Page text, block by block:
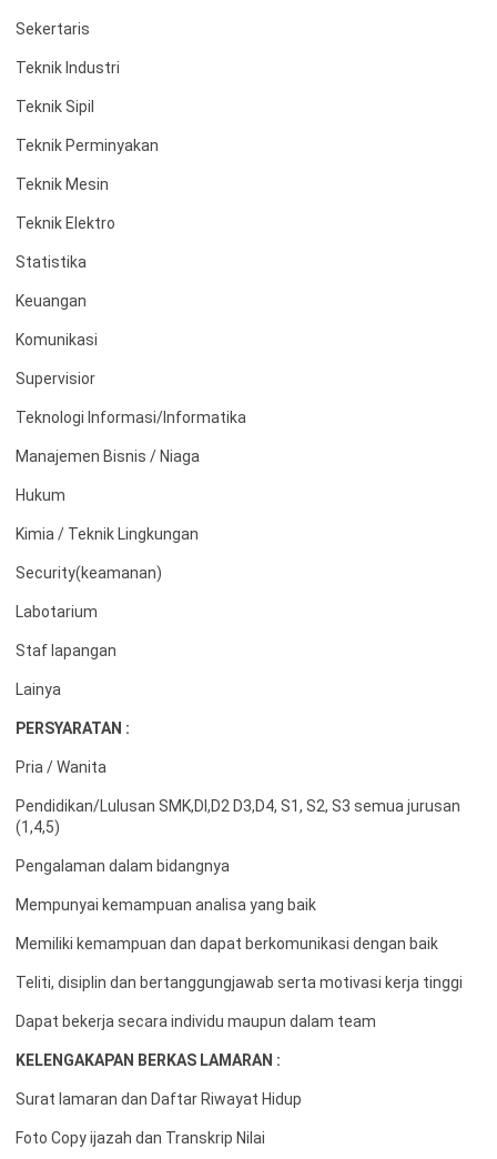
Sekertaris
Teknik Industri
Teknik Sipil
Teknik Perminyakan
Teknik Mesin
Teknik Elektro
Statistika
Keuangan
Komunikasi
Supervisior
Teknologi Informasi/Informatika
Manajemen Bisnis / Niaga
Hukum
Kimia / Teknik Lingkungan
Security(keamanan)
Labotarium
Staf lapangan
Lainya
PERSYARATAN :
Pria / Wanita
Pendidikan/Lulusan SMK,DI,D2 D3,D4, S1, S2, S3 semua jurusan
(1,4,5)
Pengalaman dalam bidangnya
Mempunyai kemampuan analisa yang baik
Memiliki kemampuan dan dapat berkomunikasi dengan baik
Teliti, disiplin dan bertanggungjawab serta motivasi kerja tinggi
Dapat bekerja secara individu maupun dalam team
KELENGAKAPAN BERKAS LAMARAN :
Surat lamaran dan Daftar Riwayat Hidup
Foto Copy ijazah dan Transkrip Nilai